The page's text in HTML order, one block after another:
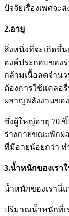
ปัจจัยเรื่องเพศจ
2.อายุ
สิ่งหนึ่งที่จะเกิดขึ้
องค์ประกอบของ
กล้ามเนื้อลดจำน
ต้องการใช้แคลอ
ผลาญพลังงานขอ
ซึ่งผู้ใหญ่อายุ 70
ร่างกายขณะพักผ่
ที่มีอายุน้อยกว่า
3.น้ำหนักของเรา
น้ำหนักของเรานี่
ปริมาณน้ำหนักที่เ